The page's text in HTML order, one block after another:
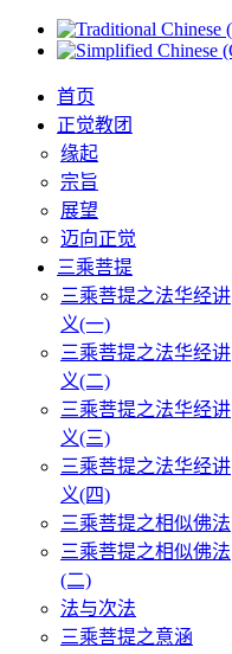
首页
正觉教团
缘起
宗旨
展望
迈向正觉
三乘菩提
三乘菩提之法华经讲
义(一)
三乘菩提之法华经讲
义(二)
三乘菩提之法华经讲
义(三)
三乘菩提之法华经讲
义(四)
三乘菩提之相似佛法
三乘菩提之相似佛法
(二)
法与次法
三乘菩提之意涵